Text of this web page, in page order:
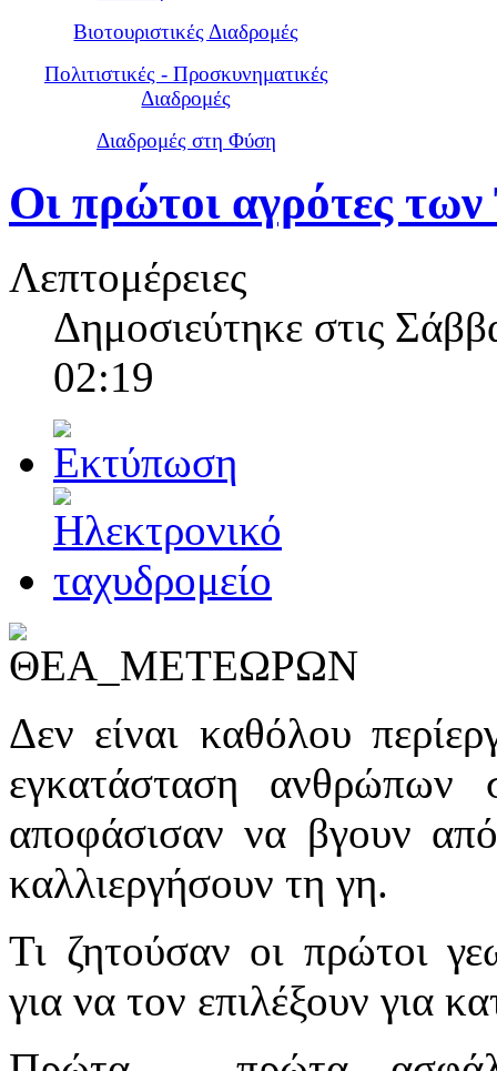
Βιοτουριστικές Διαδρομές
Πολιτιστικές - Προσκυνηματικές
Διαδρομές
Διαδρομές στη Φύση
Οι πρώτοι αγρότες
Λεπτομέρειες
Δημοσιεύτηκε στις
02:19
Δεν είναι καθόλου
εγκατάσταση ανθρώπων
αποφάσισαν να βγουν
καλλιεργήσουν τη γη.
Τι ζητούσαν οι πρώτοι
για να τον επιλέξουν για